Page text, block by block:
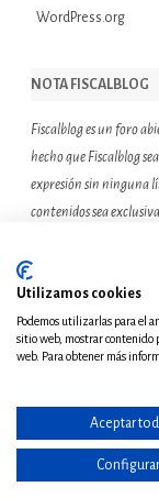
WordPress.org
NOTA FISCALBLOG
Fiscalblog es un foro
hecho que Fiscalblog
expresión sin ninguna
contenidos sea
ello suponga que el
compartan las
© Copyright 2011 - Todos
los derechos reservados
Utilizamos cookies
Podemos utilizarlas para el
sitio web, mostrar contenido
web. Para obtener más
Aceptar
Configurar